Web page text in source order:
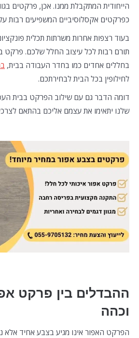
הייחודית המתקבלת ממנו. אכן, פרקטים
כפרקטים אקסלוסיביים המשפיעים רבות
בעוד רצפות אחרות משרתות תכלית
תורם רבות לכל עיצוב החלל שלכם. פרקט
בחללים אחדים כמו בחדר העבודה בבית,
לחילופין בכל הבית לבחירתכם.
דומה הדבר גם עם שילוב הפרקט בבית
שלנו יתאימו את עצמם אליכם בהתאם
ההבדלים בין פרקט
וכהה
הפרקט האפור אינו מגיע בצבע אחיד אלא